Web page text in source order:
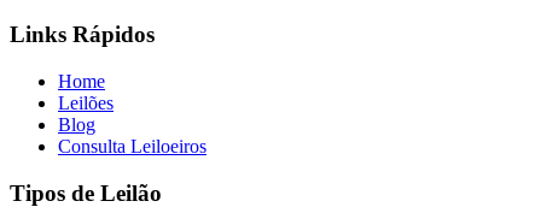
Links Rápidos
Home
Leilões
Blog
Consulta Leiloeiros
Tipos de Leilão